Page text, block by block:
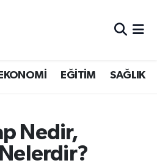
EKONOMİ EĞİTİM SAĞLIK
Nedir,